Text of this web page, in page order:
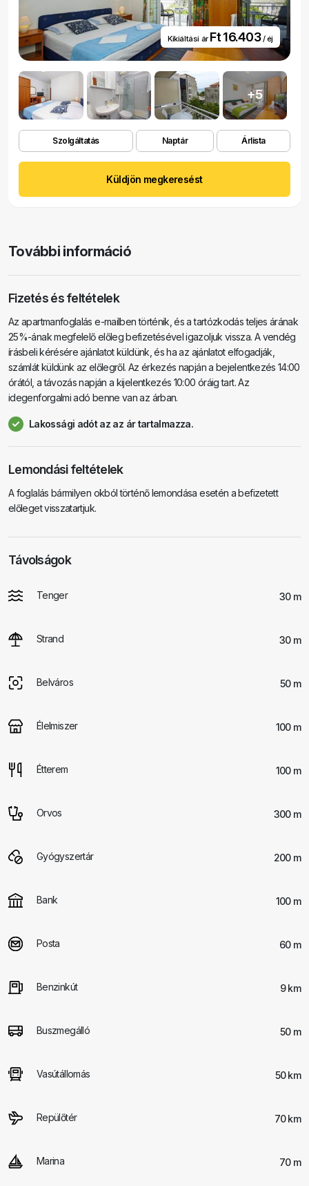
Kikiáltási ár Ft 16.403/ éj
+5
Szolgáltatás Naptár Árlista
Küldjön megkeresést
További információ
Fizetés és feltételek
Az apartmanfoglalás e-mailben történik, és a tartózkodás teljes árának
25%-ának megfelelő előleg befizetésével igazoljuk vissza. A vendég
írásbeli kérésére ajánlatot küldünk, és ha az ajánlatot elfogadják,
számlát küldünk az előlegről. Az érkezés napján a bejelentkezés 14:00
órától, a távozás napján a kijelentkezés 10:00 óráig tart. Az
idegenforgalmi adó benne van az árban.
Lakossági adót az az ár tartalmazza.
Lemondási feltételek
A foglalás bármilyen okból történő lemondása esetén a befizetett
előleget visszatartjuk.
Távolságok
Tenger 30 m
Strand 30 m
Belváros 50 m
Élelmiszer 100 m
Étterem 100 m
Orvos 300 m
Gyógyszertár 200 m
Bank 100 m
Posta 60 m
Benzinkút 9 km
Buszmegálló 50 m
Vasútállomás 50 km
Repülőtér 70 km
Marina 70 m